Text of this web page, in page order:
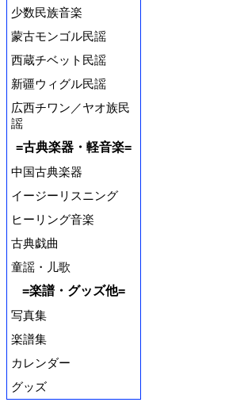
少数民族音楽
蒙古モンゴル民謡
西蔵チベット民謡
新疆ウィグル民謡
広西チワン／ヤオ族民
謡
=古典楽器・軽音楽=
中国古典楽器
イージーリスニング
ヒーリング音楽
古典戯曲
童謡・儿歌
=楽譜・グッズ他=
写真集
楽譜集
カレンダー
グッズ